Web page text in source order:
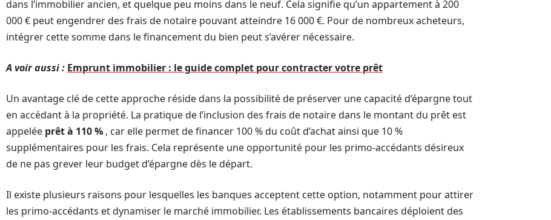
dans l’immobilier ancien, et quelque peu moins dans le neuf. Cela signifie qu’un appartement à 200
000 € peut engendrer des frais de notaire pouvant atteindre 16 000 €. Pour de nombreux acheteurs,
intégrer cette somme dans le financement du bien peut s’avérer nécessaire.
A voir aussi : Emprunt immobilier : le guide complet pour contracter votre prêt
Un avantage clé de cette approche réside dans la possibilité de préserver une capacité d’épargne tout
en accédant à la propriété. La pratique de l’inclusion des frais de notaire dans le montant du prêt est
appelée prêt à 110 % , car elle permet de financer 100 % du coût d’achat ainsi que 10 %
supplémentaires pour les frais. Cela représente une opportunité pour les primo-accédants désireux
de ne pas grever leur budget d’épargne dès le départ.
Il existe plusieurs raisons pour lesquelles les banques acceptent cette option, notamment pour attirer
les primo-accédants et dynamiser le marché immobilier. Les établissements bancaires déploient des